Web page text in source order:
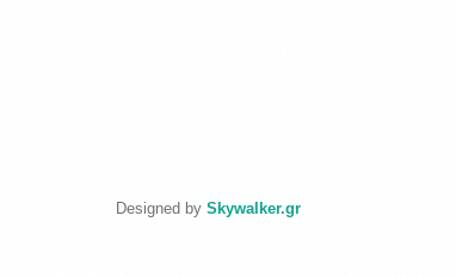
Designed by Skywalker.gr